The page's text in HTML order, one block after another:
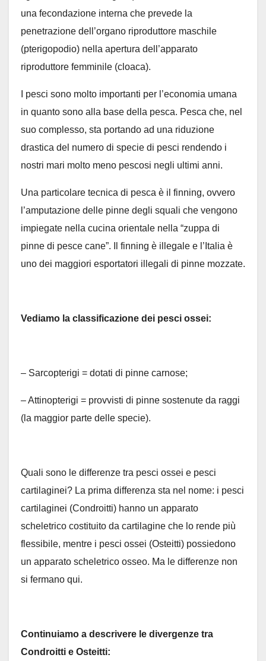
una fecondazione interna che prevede la
penetrazione dell’organo riproduttore maschile
(pterigopodio) nella apertura dell’apparato
riproduttore femminile (cloaca).
I pesci sono molto importanti per l’economia umana
in quanto sono alla base della pesca. Pesca che, nel
suo complesso, sta portando ad una riduzione
drastica del numero di specie di pesci rendendo i
nostri mari molto meno pescosi negli ultimi anni.
Una particolare tecnica di pesca è il finning, ovvero
l’amputazione delle pinne degli squali che vengono
impiegate nella cucina orientale nella “zuppa di
pinne di pesce cane”. Il finning è illegale e l’Italia è
uno dei maggiori esportatori illegali di pinne mozzate.
Vediamo la classificazione dei pesci ossei:
– Sarcopterigi = dotati di pinne carnose;
– Attinopterigi = provvisti di pinne sostenute da raggi
(la maggior parte delle specie).
Quali sono le differenze tra pesci ossei e pesci
cartilaginei? La prima differenza sta nel nome: i pesci
cartilaginei (Condroitti) hanno un apparato
scheletrico costituito da cartilagine che lo rende più
flessibile, mentre i pesci ossei (Osteitti) possiedono
un apparato scheletrico osseo. Ma le differenze non
si fermano qui.
Continuiamo a descrivere le divergenze tra
Condroitti e Osteitti: